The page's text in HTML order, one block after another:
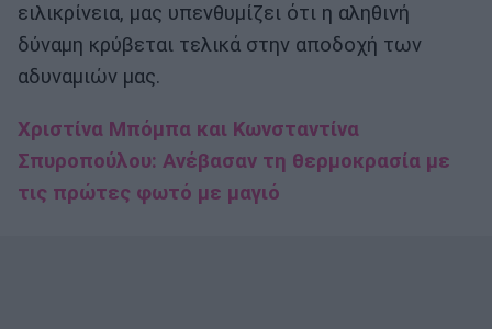
ειλικρίνεια, μας υπενθυμίζει ότι η αληθινή
δύναμη κρύβεται τελικά στην αποδοχή των
αδυναμιών μας.
Χριστίνα Μπόμπα και Κωνσταντίνα
Σπυροπούλου: Ανέβασαν τη θερμοκρασία με
τις πρώτες φωτό με μαγιό